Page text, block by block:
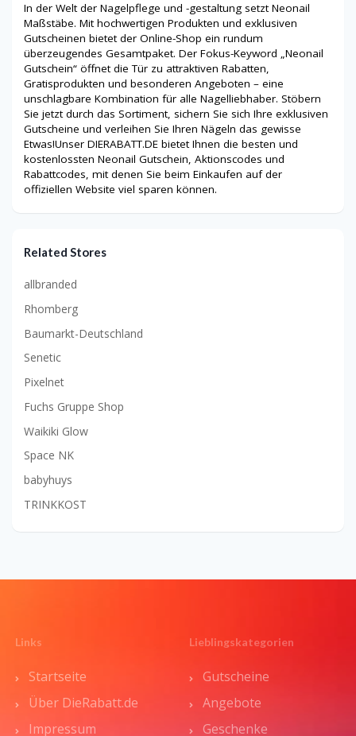
In der Welt der Nagelpflege und -gestaltung setzt Neonail
Maßstäbe. Mit hochwertigen Produkten und exklusiven
Gutscheinen bietet der Online-Shop ein rundum
überzeugendes Gesamtpaket. Der Fokus-Keyword „Neonail
Gutschein“ öffnet die Tür zu attraktiven Rabatten,
Gratisprodukten und besonderen Angeboten – eine
unschlagbare Kombination für alle Nagelliebhaber. Stöbern
Sie jetzt durch das Sortiment, sichern Sie sich Ihre exklusiven
Gutscheine und verleihen Sie Ihren Nägeln das gewisse
Etwas!Unser DIERABATT.DE bietet Ihnen die besten und
kostenlossten Neonail Gutschein, Aktionscodes und
Rabattcodes, mit denen Sie beim Einkaufen auf der
offiziellen Website viel sparen können.
Related Stores
allbranded
Rhomberg
Baumarkt-Deutschland
Senetic
Pixelnet
Fuchs Gruppe Shop
Waikiki Glow
Space NK
babyhuys
TRINKKOST
Links
Startseite
Über DieRabatt.de
Impressum
Lieblingskategorien
Gutscheine
Angebote
Geschenke